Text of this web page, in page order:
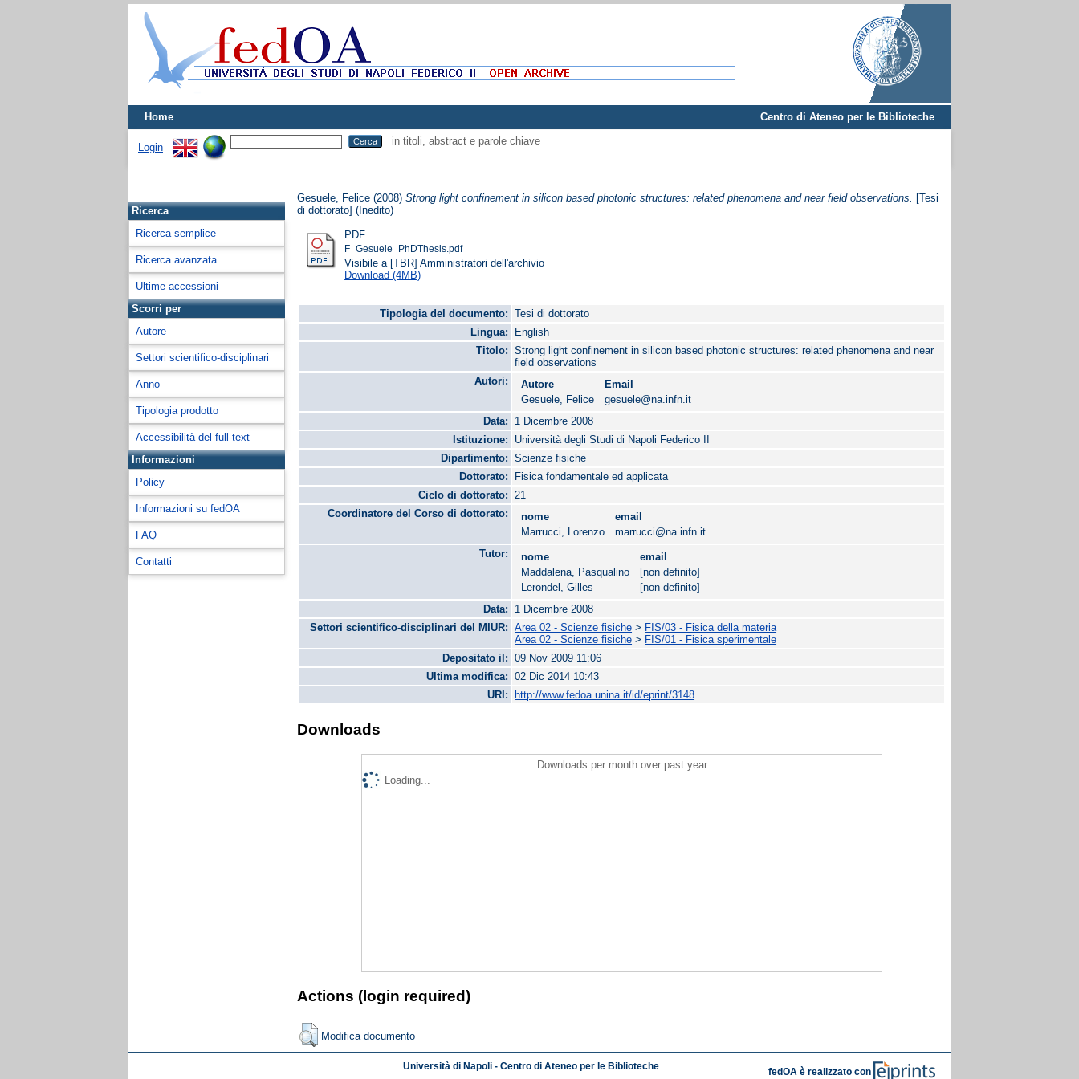
Home Centro di Ateneo per le Biblioteche
Login
in titoli, abstract e parole chiave
Ricerca
Ricerca semplice
Ricerca avanzata
Ultime accessioni
Scorri per
Autore
Settori scientifico-disciplinari
Anno
Tipologia prodotto
Accessibilità del full-text
Informazioni
Policy
Informazioni su fedOA
FAQ
Contatti
Gesuele, Felice (2008)Strong light confinement in silicon based photonic structures: related phenomena and near field observations.
[Tesi
di dottorato] (Inedito)
PDF
F_Gesuele_PhDThesis.pdf
Visibile a [TBR] Amministratori dell'archivio
Download (4MB)
Tipologia del documento:
Tesi di dottorato
Lingua:
English
Titolo:
Strong light confinement in silicon based photonic structures: related phenomena and near
field observations
Autori:
Autore
Email
Gesuele, Felice
gesuele@na.infn.it
Data:
1 Dicembre 2008
Istituzione:
Università degli Studi di Napoli Federico II
Dipartimento:
Scienze fisiche
Dottorato:
Fisica fondamentale ed applicata
Ciclo di dottorato:
21
Coordinatore del Corso di dottorato:
nome
email
Marrucci, Lorenzo
marrucci@na.infn.it
Tutor:
nome
email
Maddalena, Pasqualino
[non definito]
Lerondel, Gilles
[non definito]
Data:
1 Dicembre 2008
Settori scientifico-disciplinari del MIUR:
Area 02 - Scienze fisiche > FIS/03 - Fisica della materia
Area 02 - Scienze fisiche > FIS/01 - Fisica sperimentale
Depositato il:
09 Nov 2009 11:06
Ultima modifica:
02 Dic 2014 10:43
URI:
http://www.fedoa.unina.it/id/eprint/3148
Downloads
Downloads per month over past year
Loading...
Actions (login required)
Modifica documento
Università di Napoli - Centro di Ateneo per le Biblioteche
fedOA è realizzato con